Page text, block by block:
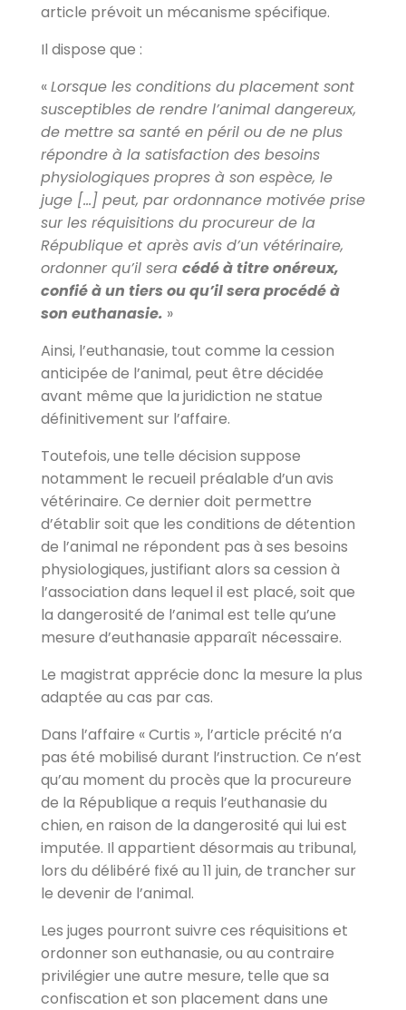
article prévoit un mécanisme spécifique.
Il dispose que :
«Lorsque les conditions du placement sont
susceptibles de rendre l’animal dangereux,
de mettre sa santé en péril ou de ne plus
répondre à la satisfaction des besoins
physiologiques propres à son espèce, le
juge […] peut, par ordonnance motivée prise
sur les réquisitions du procureur de la
République et après avis d’un vétérinaire,
ordonner qu’il sera cédé à titre onéreux,
confié à un tiers ou qu’il sera procédé à
son euthanasie. »
Ainsi, l’euthanasie, tout comme la cession
anticipée de l’animal, peut être décidée
avant même que la juridiction ne statue
définitivement sur l’affaire.
Toutefois, une telle décision suppose
notamment le recueil préalable d’un avis
vétérinaire. Ce dernier doit permettre
d’établir soit que les conditions de détention
de l’animal ne répondent pas à ses besoins
physiologiques, justifiant alors sa cession à
l’association dans lequel il est placé, soit que
la dangerosité de l’animal est telle qu’une
mesure d’euthanasie apparaît nécessaire.
Le magistrat apprécie donc la mesure la plus
adaptée au cas par cas.
Dans l’affaire « Curtis », l’article précité n’a
pas été mobilisé durant l’instruction. Ce n’est
qu’au moment du procès que la procureure
de la République a requis l’euthanasie du
chien, en raison de la dangerosité qui lui est
imputée. Il appartient désormais au tribunal,
lors du délibéré fixé au 11 juin, de trancher sur
le devenir de l’animal.
Les juges pourront suivre ces réquisitions et
ordonner son euthanasie, ou au contraire
privilégier une autre mesure, telle que sa
confiscation et son placement dans une